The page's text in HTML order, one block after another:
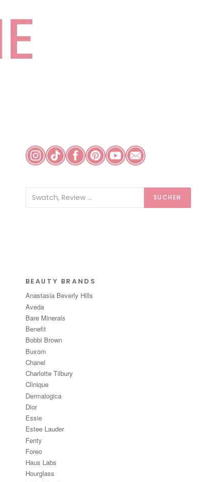
SUCHEN
BEAUTY BRANDS
Anastasia Beverly Hills
Aveda
Bare Minerals
Benefit
Bobbi Brown
Buxom
Chanel
Charlotte Tilbury
Clinique
Dermalogica
Dior
Essie
Estee Lauder
Fenty
Foreo
Haus Labs
Hourglass